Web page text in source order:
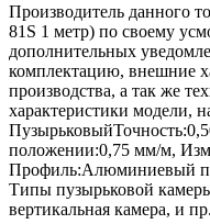
Производитель данного
81S 1 метр) по своему
дополнительных
комплектацию, внешние
производства, а так же
характеристики модели,
ПузырьковыйТочность:
положении:0,75 мм/м,
Профиль:Алюминиевый
Типы пузырьковой
вертикальная камера, и пр.